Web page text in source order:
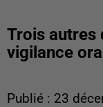
Trois autres
vigilance
Publié : 23